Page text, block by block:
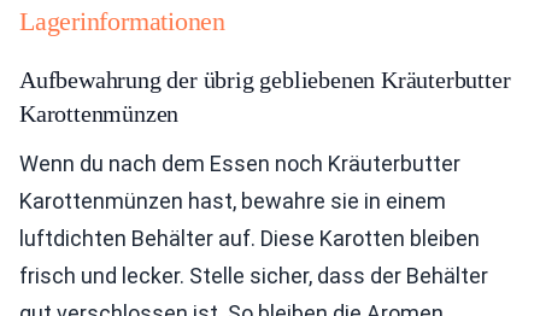
Lagerinformationen
Aufbewahrung der übrig gebliebenen Kräuterbutter
Karottenmünzen
Wenn du nach dem Essen noch Kräuterbutter
Karottenmünzen hast, bewahre sie in einem
luftdichten Behälter auf. Diese Karotten bleiben
frisch und lecker. Stelle sicher, dass der Behälter